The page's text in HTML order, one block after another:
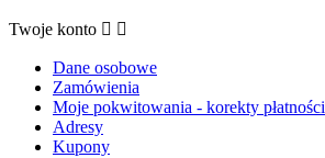
Twoje konto  
Dane osobowe
Zamówienia
Moje pokwitowania - korekty płatności
Adresy
Kupony